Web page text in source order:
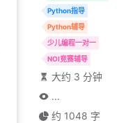
Python指导
Python辅导
少儿编程一对一
NOI竞赛辅导
大约 3 分钟
...
约 1048 字